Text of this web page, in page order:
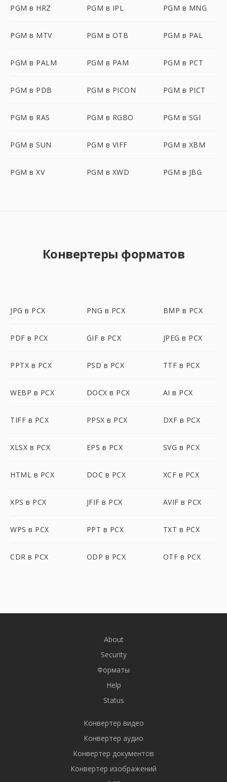
PGM в HRZ PGM в IPL PGM в MNG
PGM в MTV PGM в OTB PGM в PAL
PGM в PALM PGM в PAM PGM в PCT
PGM в PDB PGM в PICON PGM в PICT
PGM в RAS PGM в RGBO PGM в SGI
PGM в SUN PGM в VIFF PGM в XBM
PGM в XV PGM в XWD PGM в JBG
Конвертеры форматов
JPG в PCX PNG в PCX BMP в PCX
PDF в PCX GIF в PCX JPEG в PCX
PPTX в PCX PSD в PCX TTF в PCX
WEBP в PCX DOCX в PCX AI в PCX
TIFF в PCX PPSX в PCX DXF в PCX
XLSX в PCX EPS в PCX SVG в PCX
HTML в PCX DOC в PCX XCF в PCX
XPS в PCX JFIF в PCX AVIF в PCX
WPS в PCX PPT в PCX TXT в PCX
CDR в PCX ODP в PCX OTF в PCX
About
Security
Форматы
Help
Status
Конвертер видео
Конвертер аудио
Конвертер документов
Конвертер изображений